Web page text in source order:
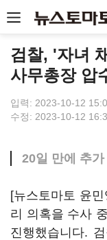
검찰, '자녀
사무총장 압
입력: 2023-10-12
수정: 2023-10-12
20일 만에 추가
[뉴스토마토 윤
리 의혹을 수사
진행했습니다.